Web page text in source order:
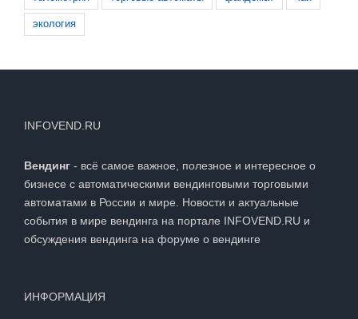
экология
INFOVEND.RU
Вендинг - всё самое важное, полезное и интересное о
бизнесе с автоматическими вендинговыми торговыми
автоматами в России и мире. Новости и актуальные
события в мире вендинга на портале INFOVEND.RU и
обсуждения вендинга на форуме о вендинге
ИНФОРМАЦИЯ